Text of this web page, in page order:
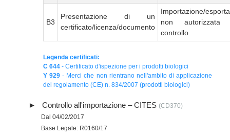
B3
Presentazione di un
certificato/licenza/documento
Importazione/
non autorizzata
controllo
Legenda certificati:
C 644 - Certificato d'ispezione per i prodotti biologici
Y 929 - Merci che non rientrano nell'ambito di applicazione
del regolamento (CE) n. 834/2007 (prodotti biologici)
Controllo all'importazione – CITES (CD370)
Dal 04/02/2017
Base Legale: R0160/17